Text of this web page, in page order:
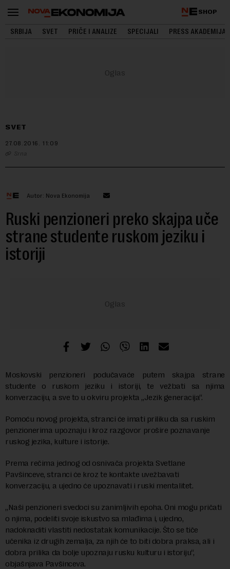
SHOP
SRBIJA SVET PRIČE I ANALIZE SPECIJALI PRESS AKADEMIJA
SVET
27.08.2016. 11:09
Srna
Autor: Nova Ekonomija
Ruski penzioneri preko skajpa uče
strane studente ruskom jeziku i
istoriji
Moskovski penzioneri podučavaće putem skajpa strane
studente o ruskom jeziku i istoriji, te vežbati sa njima
konverzaciju, a sve to u okviru projekta „Jezik generacija“.
Pomoću novog projekta, stranci će imati priliku da sa ruskim
penzionerima upoznaju i kroz razgovor prošire poznavanje
ruskog jezika, kulture i istorije.
Prema rečima jednog od osnivača projekta Svetlane
Pavšinceve, stranci će kroz te kontakte uvežbavati
konverzaciju, a ujedno će upoznavati i ruski mentalitet.
„Naši penzioneri svedoci su zanimljivih epoha. Oni mogu pričati
o njima, podeliti svoje iskustvo sa mlađima i, ujedno,
nadoknaditi vlastiti nedostatak komunikacije. Što se tiče
učenika iz drugih zemalja, za njih će to biti dobra praksa, ali i
dobra prilika da bolje upoznaju rusku kulturu i istoriju“,
objašnjava Pavšinceva.